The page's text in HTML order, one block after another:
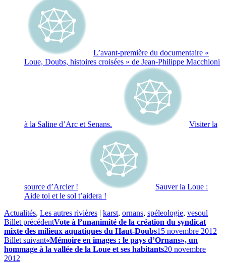
L’avant-première du documentaire «
Loue, Doubs, histoires croisées » de Jean-Philippe Macchioni
à la Saline d’Arc et Senans. Visiter la
source d’Arcier !
Sauver la Loue :
Aide toi et le sol t’aidera !
Actualités, Les autres rivières | karst, ornans, spéleologie, vesoul
Billet précédentVote à l’unanimité de la création du syndicat
mixte des milieux aquatiques du Haut-Doubs15 novembre 2012
Billet suivant«Mémoire en images : le pays d’Ornans», un
hommage à la vallée de la Loue et ses habitants20 novembre
2012